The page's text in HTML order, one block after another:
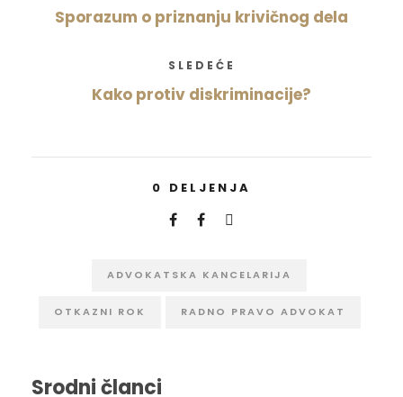
Sporazum o priznanju krivičnog dela
SLEDEĆE
Kako protiv diskriminacije?
0 DELJENJA
ADVOKATSKA KANCELARIJA
OTKAZNI ROK RADNO PRAVO ADVOKAT
Srodni članci